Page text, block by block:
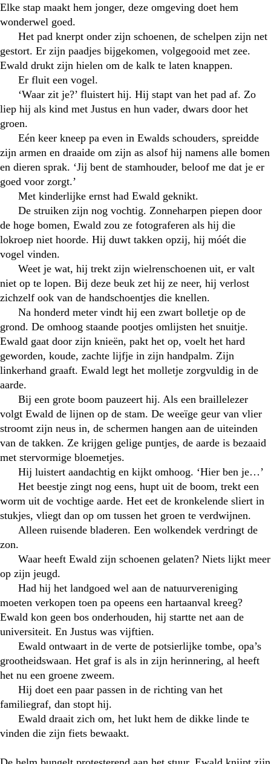
Elke stap maakt hem jonger, deze omgeving doet hem
wonderwel goed.
Het pad knerpt onder zijn schoenen, de schelpen zijn net
gestort. Er zijn paadjes bijgekomen, volgegooid met zee.
Ewald drukt zijn hielen om de kalk te laten knappen.
Er fluit een vogel.
‘Waar zit je?’ fluistert hij. Hij stapt van het pad af. Zo
liep hij als kind met Justus en hun vader, dwars door het
groen.
Eén keer kneep pa even in Ewalds schouders, spreidde
zijn armen en draaide om zijn as alsof hij namens alle bomen
en dieren sprak. ‘Jij bent de stamhouder, beloof me dat je er
goed voor zorgt.’
Met kinderlijke ernst had Ewald geknikt.
De struiken zijn nog vochtig. Zonneharpen piepen door
de hoge bomen, Ewald zou ze fotograferen als hij die
lokroep niet hoorde. Hij duwt takken opzij, hij móét die
vogel vinden.
Weet je wat, hij trekt zijn wielrenschoenen uit, er valt
niet op te lopen. Bij deze beuk zet hij ze neer, hij verlost
zichzelf ook van de handschoentjes die knellen.
Na honderd meter vindt hij een zwart bolletje op de
grond. De omhoog staande pootjes omlijsten het snuitje.
Ewald gaat door zijn knieën, pakt het op, voelt het hard
geworden, koude, zachte lijfje in zijn handpalm. Zijn
linkerhand graaft. Ewald legt het molletje zorgvuldig in de
aarde.
Bij een grote boom pauzeert hij. Als een braillelezer
volgt Ewald de lijnen op de stam. De weeïge geur van vlier
stroomt zijn neus in, de schermen hangen aan de uiteinden
van de takken. Ze krijgen gelige puntjes, de aarde is bezaaid
met stervormige bloemetjes.
Hij luistert aandachtig en kijkt omhoog. ‘Hier ben je…’
Het beestje zingt nog eens, hupt uit de boom, trekt een
worm uit de vochtige aarde. Het eet de kronkelende sliert in
stukjes, vliegt dan op om tussen het groen te verdwijnen.
Alleen ruisende bladeren. Een wolkendek verdringt de
zon.
Waar heeft Ewald zijn schoenen gelaten? Niets lijkt meer
op zijn jeugd.
Had hij het landgoed wel aan de natuurvereniging
moeten verkopen toen pa opeens een hartaanval kreeg?
Ewald kon geen bos onderhouden, hij startte net aan de
universiteit. En Justus was vijftien.
Ewald ontwaart in de verte de potsierlijke tombe, opa’s
grootheidswaan. Het graf is als in zijn herinnering, al heeft
het nu een groene zweem.
Hij doet een paar passen in de richting van het
familiegraf, dan stopt hij.
Ewald draait zich om, het lukt hem de dikke linde te
vinden die zijn fiets bewaakt.